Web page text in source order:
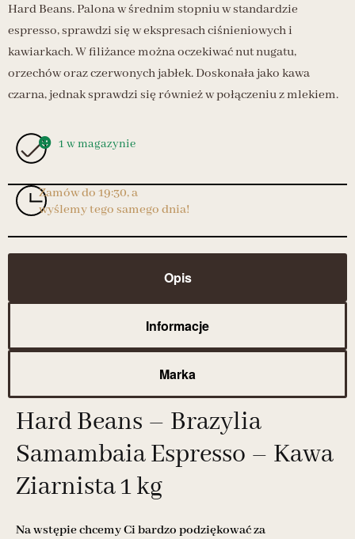
Hard Beans. Palona w średnim stopniu w standardzie
espresso, sprawdzi się w ekspresach ciśnieniowych i
kawiarkach. W filiżance można oczekiwać nut nugatu,
orzechów oraz czerwonych jabłek. Doskonała jako kawa
czarna, jednak sprawdzi się również w połączeniu z mlekiem.
1 w magazynie
Zamów do 19:30, a
wyślemy tego samego dnia!
Opis
Informacje
Marka
Hard Beans – Brazylia
Samambaia Espresso – Kawa
Ziarnista 1 kg
Na wstępie chcemy Ci bardzo podziękować za